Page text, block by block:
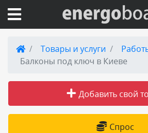
Вход на сайт
Публикации
Товары и услуги
Балконы под ключ в Киеве
Добавить свой
Спрос